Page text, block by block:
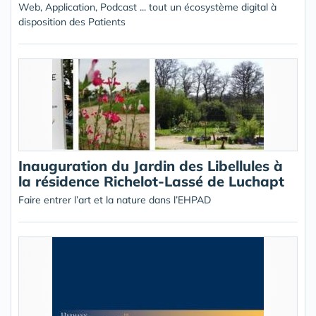
Web, Application, Podcast ... tout un écosystème digital à
disposition des Patients
Inauguration du Jardin des Libellules à
la résidence Richelot-Lassé de Luchapt
Faire entrer l’art et la nature dans l’EHPAD